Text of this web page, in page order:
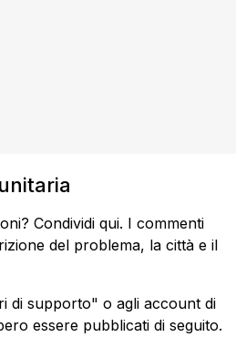
Condividi qui. I commenti
del problema, la città e il
di supporto" o agli account di
essere pubblicati di seguito.